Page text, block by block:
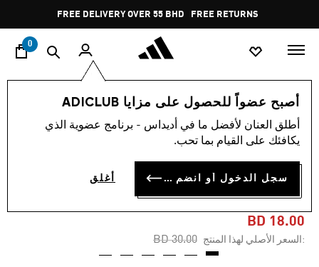
Pause
promotion
rotation
FREE DELIVERY OVER 55 BHD FREE RETURNS
0
أصبح عضواً للحصول على مزايا ADICLUB
أطلق العنان لأفضل ما في أديداس - برنامج عضوية الذي
يكافئك على القيام بما تحب.
سجل الدخول أو انضم الآن أغلق
الرجال ملابس
-40%
شورت ARCHIVE AOP 9-INCH
INSEAM
BD 18.00
:السعر الأصلي لهذا المنتج Price reduced from
BD 30.00
to